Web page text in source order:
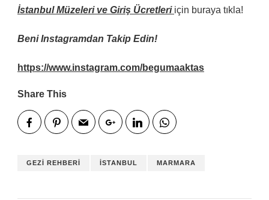
İstanbul Müzeleri ve Giriş Ücretleri için buraya tıkla!
Beni Instagramdan Takip Edin!
https://www.instagram.com/begumaaktas
Share This
GEZI REHBERI İSTANBUL MARMARA